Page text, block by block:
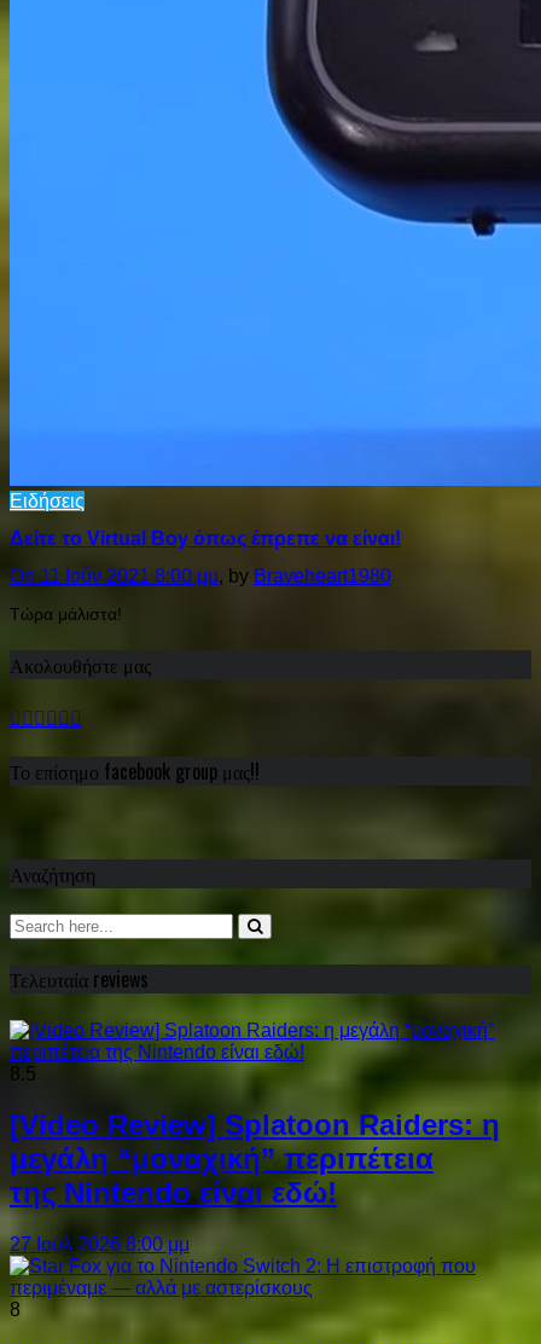
Ειδήσεις
Δείτε το Virtual Boy όπως έπρεπε να είναι!
On 11 Ιούν 2021 8:00 μμ, by Braveheart1980
Τώρα μάλιστα!
Ακολουθήστε μας
Το επίσημο facebook group μας!!
Αναζήτηση
Τελευταία reviews
8.5
[Video Review] Splatoon Raiders: η
μεγάλη “μοναχική” περιπέτεια
της Nintendo είναι εδώ!
27 Ιούλ 2026 8:00 μμ
8